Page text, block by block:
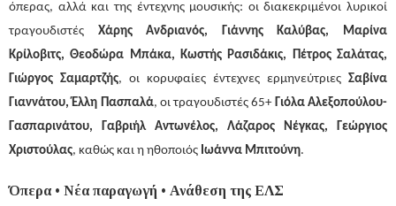
όπερας, αλλά και της έντεχνης μουσικής: οι διακεκριμένοι λυρικοί
τραγουδιστές Χάρης Ανδριανός, Γιάννης Καλύβας, Μαρίνα
Κρίλοβιτς, Θεοδώρα Μπάκα, Κωστής Ρασιδάκις, Πέτρος Σαλάτας,
Γιώργος Σαμαρτζής, οι κορυφαίες έντεχνες ερμηνεύτριες Σαβίνα
Γιαννάτου, Έλλη Πασπαλά, οι τραγουδιστές 65+ Γιόλα Αλεξοπούλου-
Γασπαρινάτου, Γαβριήλ Αντωνέλος, Λάζαρος Νέγκας, Γεώργιος
Χριστούλας, καθώς και η ηθοποιός Ιωάννα Μπιτούνη.
Όπερα • Νέα παραγωγή • Ανάθεση της ΕΛΣ